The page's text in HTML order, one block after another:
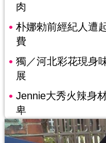
肉
朴娜勑前經紀人遭
費
獨／河北彩花現身
展
Jennie大秀火辣身
卑